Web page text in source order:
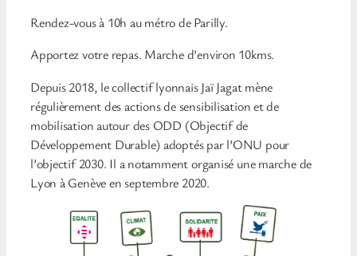
Rendez-vous à 10h au métro de Parilly.
Apportez votre repas. Marche d’environ 10kms.
Depuis 2018, le collectif lyonnais Jaï Jagat mène
régulièrement des actions de sensibilisation et de
mobilisation autour des ODD (Objectif de
Développement Durable) adoptés par l’ONU pour
l’objectif 2030. Il a notamment organisé une marche de
Lyon à Genève en septembre 2020.